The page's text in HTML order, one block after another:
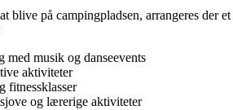
blive på campingpladsen, arrangeres der et
med musik og danseevents
aktiviteter
fitnessklasser
og lærerige aktiviteter